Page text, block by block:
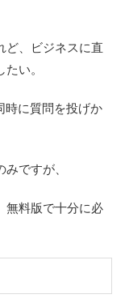
ど、ビジネスに直
い。
時に質問を投げか
ですが、
無料版で十分に必